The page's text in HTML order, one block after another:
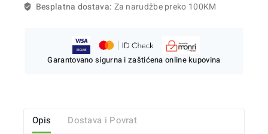
Besplatna dostava: Za narudžbe preko 100KM
Garantovano sigurna i zaštićena online kupovina
Opis Dostava i Povrat